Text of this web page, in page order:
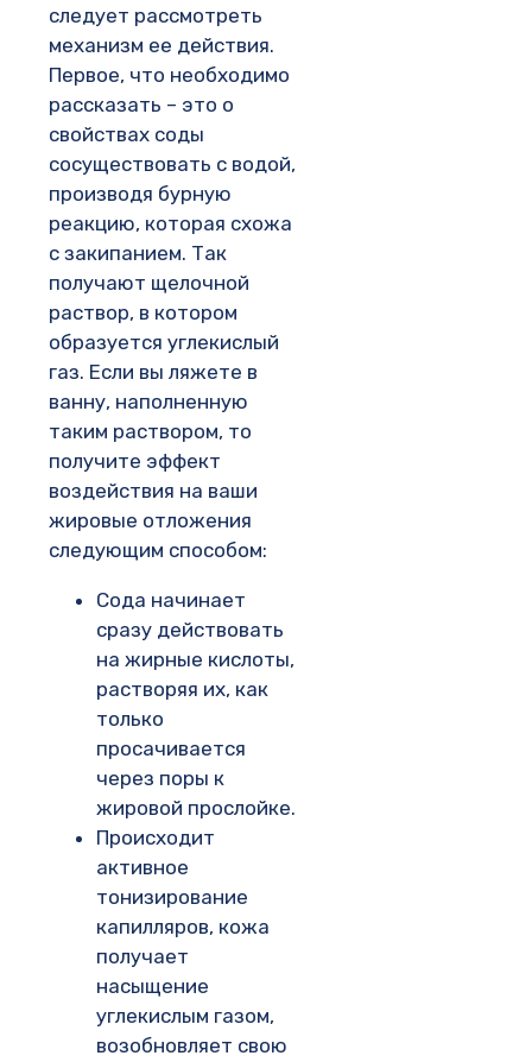
следует рассмотреть
механизм ее действия.
Первое, что необходимо
рассказать – это о
свойствах соды
сосуществовать с водой,
производя бурную
реакцию, которая схожа
с закипанием. Так
получают щелочной
раствор, в котором
образуется углекислый
газ. Если вы ляжете в
ванну, наполненную
таким раствором, то
получите эффект
воздействия на ваши
жировые отложения
следующим способом:
Сода начинает
сразу действовать
на жирные кислоты,
растворяя их, как
только
просачивается
через поры к
жировой прослойке.
Происходит
активное
тонизирование
капилляров, кожа
получает
насыщение
углекислым газом,
возобновляет свою